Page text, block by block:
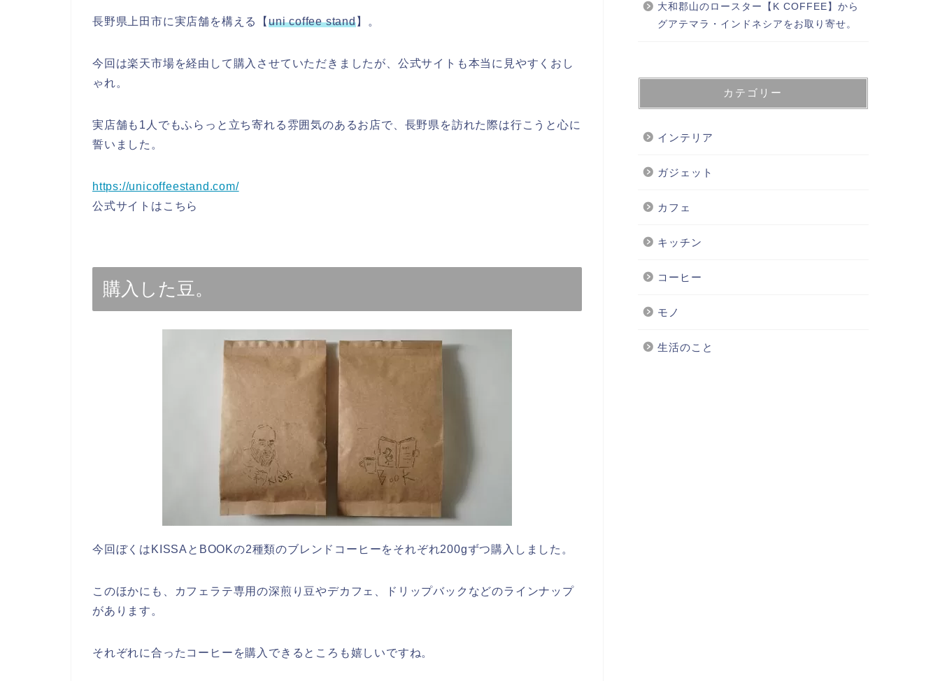
長野県上田市に実店舗を構える【 uni coffee stand】。
今回は楽天市場を経由して購入させていただきましたが、公式サイトも本当に見やすくおし
ゃれ。
実店舗も1人でもふらっと立ち寄れる雰囲気のあるお店で、長野県を訪れた際は行こうと心に
誓いました。
https://unicoffeestand.com/
公式サイトはこちら
購入した豆。
今回ぼくはKISSAとBOOKの2種類のブレンドコーヒーをそれぞれ200gずつ購入しました。
このほかにも、カフェラテ専用の深煎り豆やデカフェ、ドリップバックなどのラインナップ
があります。
それぞれに合ったコーヒーを購入できるところも嬉しいですね。
大和郡山のロースター【K COFFEE】から
グアテマラ・インドネシアをお取り寄せ。
カテゴリー
インテリア
ガジェット
カフェ
キッチン
コーヒー
モノ
生活のこと